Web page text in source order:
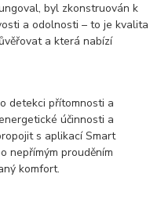
byl zkonstruován k
a odolnosti – to je kvalita
a která nabízí
detekci přítomnosti a
účinnosti a
s aplikací Smart
nepřímým prouděním
komfort.